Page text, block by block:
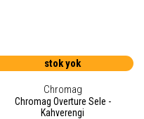
stok yok
Chromag
Chromag Overture Sele -
Kahverengi